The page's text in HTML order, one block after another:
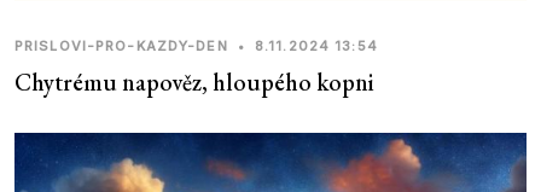
PRISLOVI-PRO-KAZDY-DEN • 8.11.2024 13:54
Chytrému napověz, hloupého kopni